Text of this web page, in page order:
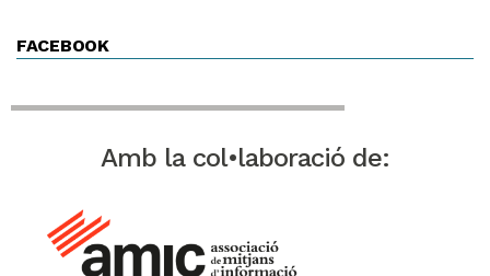
FACEBOOK
Amb la col•laboració de: